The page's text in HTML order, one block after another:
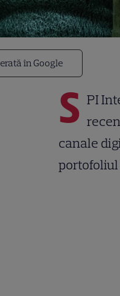
în Google
S PI
canale
portofoliul